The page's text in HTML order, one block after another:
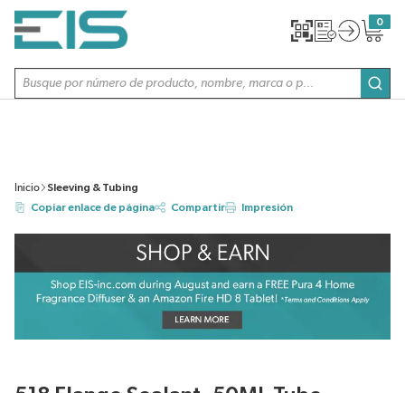
SALTAR AL CONTENIDO PRINCIPAL
Búsqueda de sitio
0
{0}
Inicio
Sleeving & Tubing
Copiar enlace de página
Compartir Impresión